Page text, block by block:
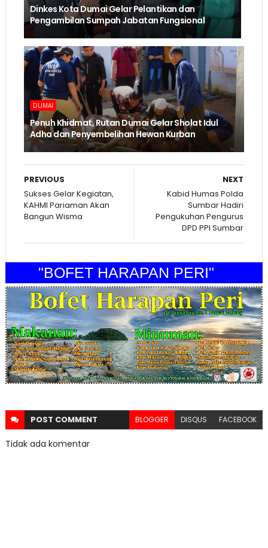
Dinkes Kota Dumai Gelar Pelantikan dan
Pengambilan Sumpah Jabatan Fungsional
DUMAI
Penuh Khidmat, Rutan Dumai Gelar Sholat Idul
Adha dan Penyembelihan Hewan Kurban
NEXT
Kabid Humas Polda
Sumbar Hadiri
Pengukuhan Pengurus
DPD PPI Sumbar
PREVIOUS
Sukses Gelar Kegiatan,
KAHMI Pariaman Akan
Bangun Wisma
"BOFET HARAPAN PERI"
POST COMMENT BLOGGER DISQUS FACEBOOK
Tidak ada komentar